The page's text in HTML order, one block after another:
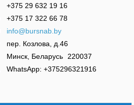
+375 29 632 19 16
+375 17 322 66 78
info@bursnab.by
пер. Козлова, д.46
Минск, Беларусь 220037
WhatsApp: +375296321916